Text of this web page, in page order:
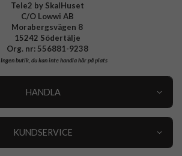
Tele2 by SkalHuset
C/O Lowwi AB
Morabergsvägen 8
15242 Södertälje
Org. nr: 556881-9238
Ingen butik, du kan inte handla här på plats
HANDLA
KUNDSERVICE